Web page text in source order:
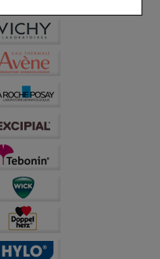
zu gestalten,
des
bevorzugte
es uns
Inhalte
zu
lassen sich
der Nutzung
Hilfe wir unsere
können, den Inhalt
Werbung auf
Sie zu gestalten.
hierfür teilweise an
Medien